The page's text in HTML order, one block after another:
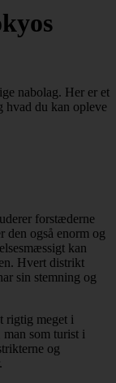
nabolag. Her er et
hvad du kan opleve
forstæderne
den også enorm og
kan
Hvert distrikt
sin stemning og
rigtig meget i
som turist i
og